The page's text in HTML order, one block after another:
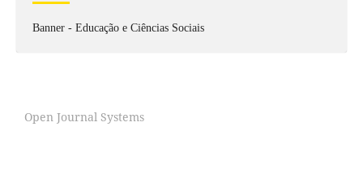
Banner - Educação e Ciências Sociais
Open Journal Systems